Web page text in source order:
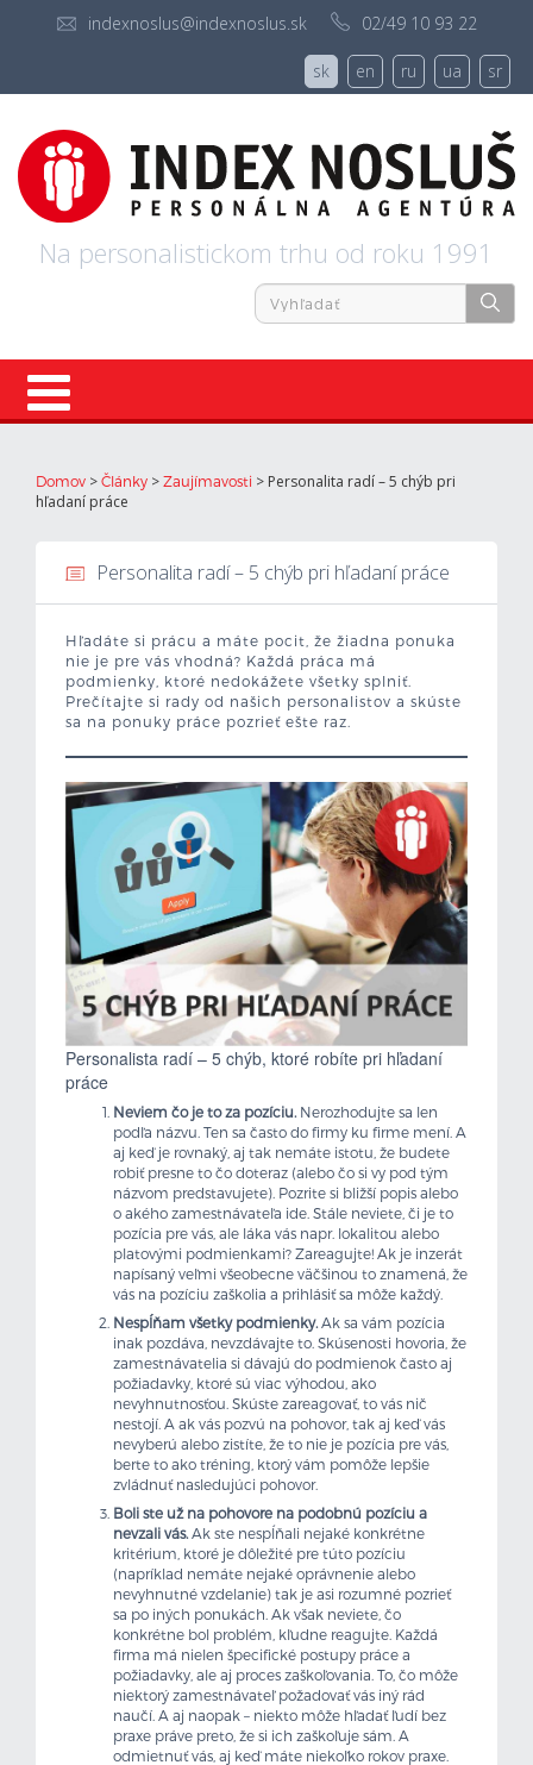
indexnoslus@indexnoslus.sk 02/49 10 93 22
sk en ru ua sr
Na personalistickom trhu od roku 1991
Mzdová kalkulačka
Vytvor si životopis
Uchádzači
Zamestnávatelia
O nás
Kontakt
Domov > Články > Zaujímavosti > Personalita radí – 5 chýb pri
hľadaní práce
Personalita radí – 5 chýb pri hľadaní práce
Hľadáte si prácu a máte pocit, že žiadna ponuka
nie je pre vás vhodná? Každá práca má
podmienky, ktoré nedokážete všetky splniť.
Prečítajte si rady od našich personalistov a skúste
sa na ponuky práce pozrieť ešte raz.
Personalista radí – 5 chýb, ktoré robíte pri hľadaní
práce
Neviem čo je to za pozíciu. Nerozhodujte sa len
podľa názvu. Ten sa často do firmy ku firme mení. A
aj keď je rovnaký, aj tak nemáte istotu, že budete
robiť presne to čo doteraz (alebo čo si vy pod tým
názvom predstavujete). Pozrite si bližší popis alebo
o akého zamestnávateľa ide. Stále neviete, či je to
pozícia pre vás, ale láka vás napr. lokalitou alebo
platovými podmienkami? Zareagujte! Ak je inzerát
napísaný veľmi všeobecne väčšinou to znamená, že
vás na pozíciu zaškolia a prihlásiť sa môže každý.
Nespĺňam všetky podmienky. Ak sa vám pozícia
inak pozdáva, nevzdávajte to. Skúsenosti hovoria, že
zamestnávatelia si dávajú do podmienok často aj
požiadavky, ktoré sú viac výhodou, ako
nevyhnutnosťou. Skúste zareagovať, to vás nič
nestojí. A ak vás pozvú na pohovor, tak aj keď vás
nevyberú alebo zistíte, že to nie je pozícia pre vás,
berte to ako tréning, ktorý vám pomôže lepšie
zvládnuť nasledujúci pohovor.
Boli ste už na pohovore na podobnú pozíciu a
nevzali vás. Ak ste nespĺňali nejaké konkrétne
kritérium, ktoré je dôležité pre túto pozíciu
(napríklad nemáte nejaké oprávnenie alebo
nevyhnutné vzdelanie) tak je asi rozumné pozrieť
sa po iných ponukách. Ak však neviete, čo
konkrétne bol problém, kľudne reagujte. Každá
firma má nielen špecifické postupy práce a
požiadavky, ale aj proces zaškoľovania. To, čo môže
niektorý zamestnávateľ požadovať vás iný rád
naučí. A aj naopak – niekto môže hľadať ľudí bez
praxe práve preto, že si ich zaškoľuje sám. A
odmietnuť vás, aj keď máte niekoľko rokov praxe.